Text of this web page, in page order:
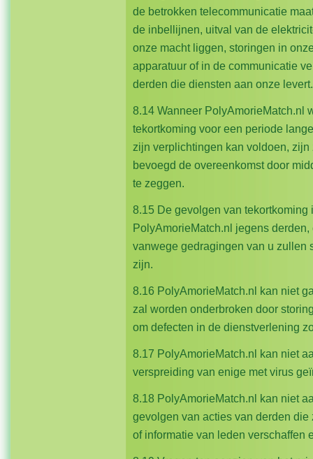
de betrokken telecommunicatie
de inbellijnen, uitval van de
onze macht liggen, storingen in
apparatuur of in de communicatie
derden die diensten aan onze levert.
8.14 Wanneer PolyAmorieMatch.nl
tekortkoming voor een periode
zijn verplichtingen kan voldoen,
bevoegd de overeenkomst door
te zeggen.
8.15 De gevolgen van tekortkoming
PolyAmorieMatch.nl jegens
vanwege gedragingen van u zullen
zijn.
8.16 PolyAmorieMatch.nl kan niet
zal worden onderbroken door
om defecten in de dienstverlening
8.17 PolyAmorieMatch.nl kan niet
verspreiding van enige met virus
8.18 PolyAmorieMatch.nl kan niet
gevolgen van acties van derden
of informatie van leden verschaffen